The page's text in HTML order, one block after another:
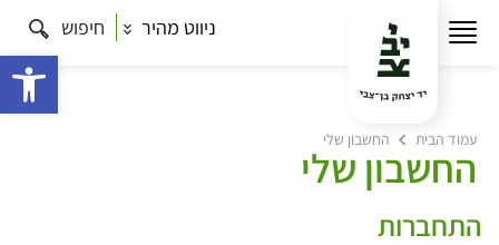
ניווט מהיר חיפוש
עמוד הבית החשבון שלי
החשבון שלי
התחברות